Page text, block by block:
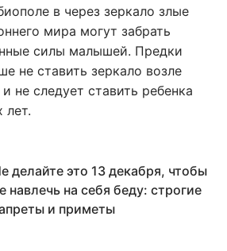
в через зеркало злые
мира могут забрать
силы малышей. Предки
не ставить зеркало возле
не следует ставить ребенка
лет.
делайте это 13 декабря, чтобы
навлечь на себя беду: строгие
и приметы